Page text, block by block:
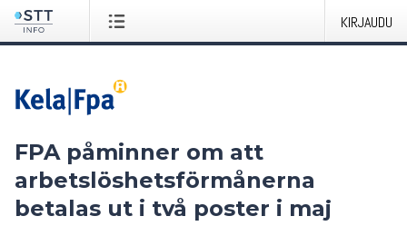
KIRJAUDU
FPA påminner om att
arbetslöshetsförmånerna
betalas ut i två poster i maj